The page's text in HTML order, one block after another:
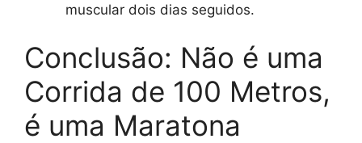
muscular dois dias seguidos.
Conclusão: Não é uma
Corrida de 100 Metros,
é uma Maratona